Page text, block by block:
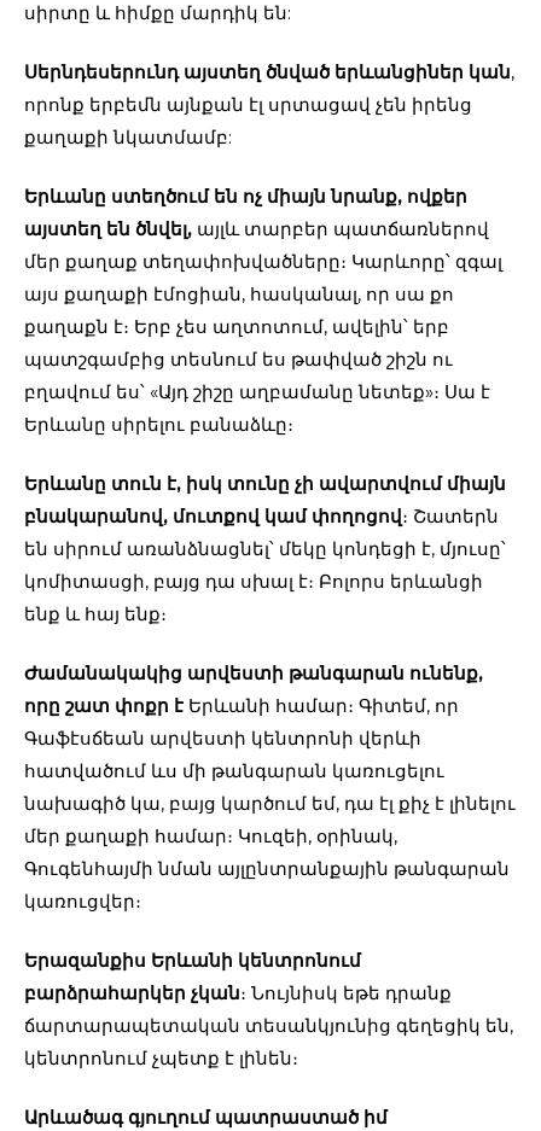
սիրտը և հիմքը մարդիկ են:
Սերնդեսերունդ այստեղ ծնված երևանցիներ կան,
որոնք երբեմն այնքան էլ սրտացավ չեն իրենց
քաղաքի նկատմամբ:
Երևանը ստեղծում են ոչ միայն նրանք, ովքեր
այստեղ են ծնվել, այլև տարբեր պատճառներով
մեր քաղաք տեղափոխվածները։ Կարևորը՝ զգալ
այս քաղաքի էմոցիան, հասկանալ, որ սա քո
քաղաքն է։ Երբ չես աղտոտում, ավելին՝ երբ
պատշգամբից տեսնում ես թափված շիշն ու
բղավում ես՝ «Այդ շիշը աղբամանը նետեք»։ Սա է
Երևանը սիրելու բանաձևը։
Երևանը տուն է, իսկ տունը չի ավարտվում միայն
բնակարանով, մուտքով կամ փողոցով։ Շատերն
են սիրում առանձնացնել՝ մեկը կոնդեցի է, մյուսը՝
կոմիտասցի, բայց դա սխալ է։ Բոլորս երևանցի
ենք և հայ ենք։
Ժամանակակից արվեստի թանգարան ունենք,
որը շատ փոքր է Երևանի համար։ Գիտեմ, որ
Գաֆէսճեան արվեստի կենտրոնի վերևի
հատվածում ևս մի թանգարան կառուցելու
նախագիծ կա, բայց կարծում եմ, դա էլ քիչ է լինելու
մեր քաղաքի համար։ Կուզեի, օրինակ,
Գուգենհայմի նման այլընտրանքային թանգարան
կառուցվեր։
Երազանքիս Երևանի կենտրոնում
բարձրահարկեր չկան։ Նույնիսկ եթե դրանք
ճարտարապետական տեսանկյունից գեղեցիկ են,
կենտրոնում չպետք է լինեն։
Արևածագ գյուղում պատրաստած իմ